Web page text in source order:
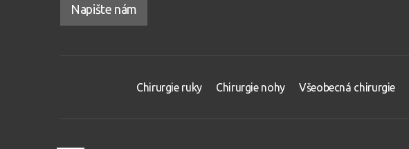
Napište nám
Chirurgie ruky Chirurgie nohy Všeobecná chirurgie